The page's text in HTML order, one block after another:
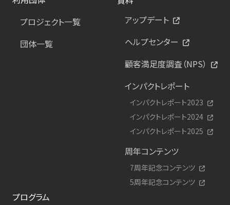
プロジェクト一覧
団体一覧
アップデート
ヘルプセンター
顧客満足度調査（NPS）
インパクトレポート
インパクトレポート2023
インパクトレポート2024
インパクトレポート2025
周年コンテンツ
7周年記念コンテンツ
5周年記念コンテンツ
プログラム